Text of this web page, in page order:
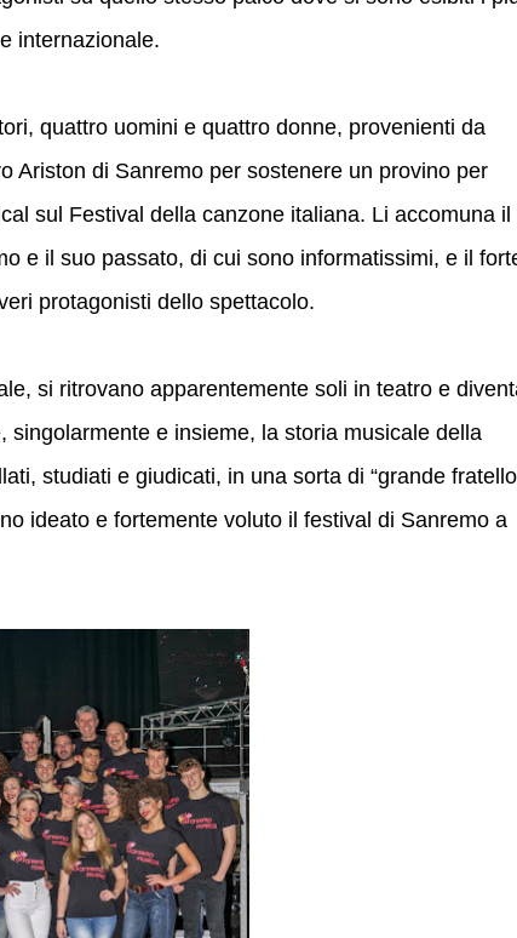
internazionale.
quattro uomini e quattro donne, provenienti da
Ariston di Sanremo per sostenere un provino per
sul Festival della canzone italiana. Li accomuna il
e il suo passato, di cui sono informatissimi, e il
protagonisti dello spettacolo.
si ritrovano apparentemente soli in teatro e
singolarmente e insieme, la storia musicale della
studiati e giudicati, in una sorta di “grande fratello
ideato e fortemente voluto il festival di Sanremo a